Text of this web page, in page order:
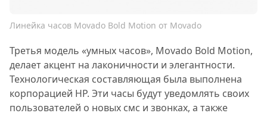
Линейка часов Movado Bold Motion от Movado
Третья модель «умных часов», Movado Bold Motion,
делает акцент на лаконичности и элегантности.
Технологическая составляющая была выполнена
корпорацией HP. Эти часы будут уведомлять своих
пользователей о новых смс и звонках, а также